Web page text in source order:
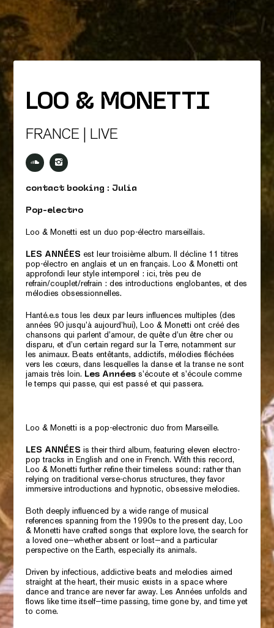
LOO & MONETTI
FRANCE | LIVE
contact booking : Julia
Pop-electro
Loo & Monetti est un duo pop-électro marseillais.
LES ANNÉES est leur troisième album. Il décline 11 titres
pop-électro en anglais et un en français. Loo & Monetti ont
approfondi leur style intemporel : ici, très peu de
refrain/couplet/refrain : des introductions englobantes, et des
mélodies obsessionnelles.
Hanté.e.s tous les deux par leurs influences multiples (des
années 90 jusqu’à aujourd’hui), Loo & Monetti ont créé des
chansons qui parlent d’amour, de quête d’un être cher ou
disparu, et d’un certain regard sur la Terre, notamment sur
les animaux. Beats entêtants, addictifs, mélodies fléchées
vers les cœurs, dans lesquelles la danse et la transe ne sont
jamais très loin. Les Années s’écoute et s’écoule comme
le temps qui passe, qui est passé et qui passera.
Loo & Monetti is a pop-electronic duo from Marseille.
LES ANNÉES is their third album, featuring eleven electro-
pop tracks in English and one in French. With this record,
Loo & Monetti further refine their timeless sound: rather than
relying on traditional verse-chorus structures, they favor
immersive introductions and hypnotic, obsessive melodies.
Both deeply influenced by a wide range of musical
references spanning from the 1990s to the present day, Loo
& Monetti have crafted songs that explore love, the search for
a loved one—whether absent or lost—and a particular
perspective on the Earth, especially its animals.
Driven by infectious, addictive beats and melodies aimed
straight at the heart, their music exists in a space where
dance and trance are never far away.Les Années unfolds and
flows like time itself—time passing, time gone by, and time yet
to come.